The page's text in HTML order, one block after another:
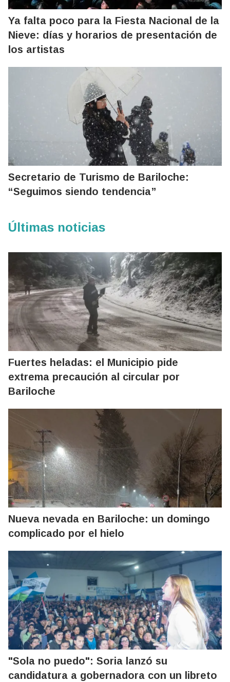
Ya falta poco para la Fiesta Nacional de la
Nieve: días y horarios de presentación de
los artistas
Secretario de Turismo de Bariloche:
“Seguimos siendo tendencia”
Últimas noticias
Fuertes heladas: el Municipio pide
extrema precaución al circular por
Bariloche
Nueva nevada en Bariloche: un domingo
complicado por el hielo
"Sola no puedo": Soria lanzó su
candidatura a gobernadora con un libreto